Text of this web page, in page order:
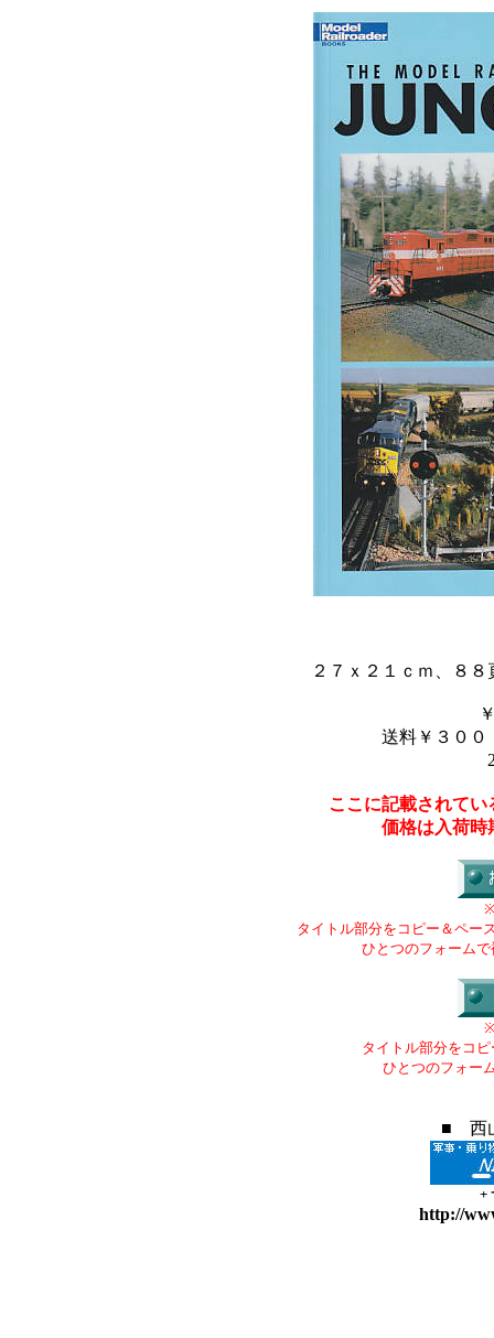
２７ｘ２１ｃｍ、８
送料￥３００
ここに記載されて
価格は入荷時
タイトル部分をコピー＆ペー
ひとつのフォーム
タイトル部分をコ
ひとつのフォー
■ 西
+
http://